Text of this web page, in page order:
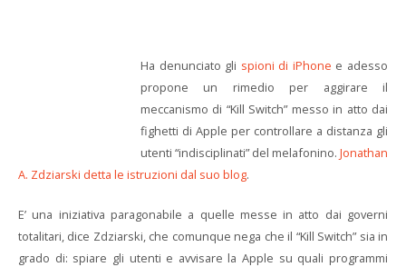
Ha denunciato gli spioni di iPhone e adesso
propone un rimedio per aggirare il
meccanismo di “Kill Switch” messo in atto dai
fighetti di Apple per controllare a distanza gli
utenti “indisciplinati” del melafonino. Jonathan
A. Zdziarski detta le istruzioni dal suo blog.
E’ una iniziativa paragonabile a quelle messe in atto dai governi
totalitari, dice Zdziarski, che comunque nega che il “Kill Switch” sia in
grado di: spiare gli utenti e avvisare la Apple su quali programmi